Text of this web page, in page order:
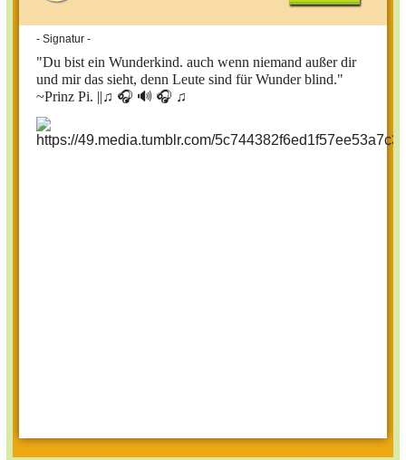
- Signatur -
"Du bist ein Wunderkind. auch wenn niemand außer dir
und mir das sieht, denn Leute sind für Wunder blind."
~Prinz Pi. ||♫ 🎧 🔊 🎧 ♫